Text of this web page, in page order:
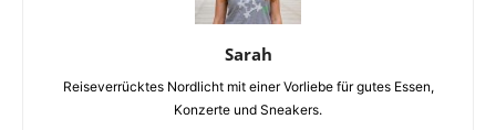
Sarah
Reiseverrücktes Nordlicht mit einer Vorliebe für gutes Essen,
Konzerte und Sneakers.